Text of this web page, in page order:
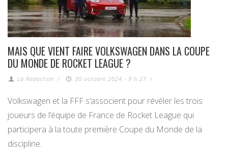
MAIS QUE VIENT FAIRE VOLKSWAGEN DANS LA COUPE
DU MONDE DE ROCKET LEAGUE ?
La Redaction / 30 octobre 2024 - 9 h 27 /
Volkswagen et la FFF s’associent pour révéler les trois
joueurs de l’équipe de France de Rocket League qui
participera à la toute première Coupe du Monde de la
discipline.